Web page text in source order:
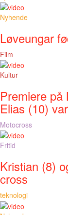
Nyhende
Løveungar
Film
Kultur
Premiere
Elias (10)
Motocross
Fritid
Kristian (8)
cross
teknologi